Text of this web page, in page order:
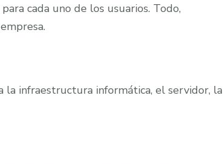
cada uno de los usuarios. Todo,
infraestructura informática, el servidor, la